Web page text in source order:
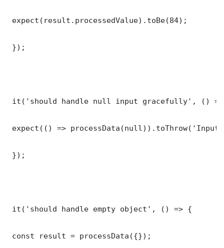
expect(result.processedValue).toBe(84);
});
it('should handle null input gracefully', ()
expect(() =>
});
it('should handle empty object', () => {
const result = processData({});